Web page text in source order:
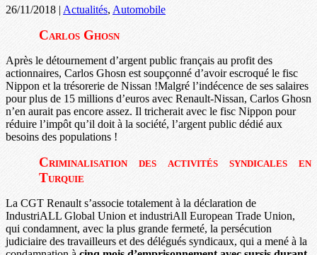
26/11/2018 | Actualités, Automobile
Carlos Ghosn
Après le détournement d’argent public français au profit des
actionnaires, Carlos Ghosn est soupçonné d’avoir escroqué le fisc
Nippon et la trésorerie de Nissan !Malgré l’indécence de ses salaires
pour plus de 15 millions d’euros avec Renault-Nissan, Carlos Ghosn
n’en aurait pas encore assez. Il tricherait avec le fisc Nippon pour
réduire l’impôt qu’il doit à la société, l’argent public dédié aux
besoins des populations !
Criminalisation des activités syndicales en
Turquie
La CGT Renault s’associe totalement à la déclaration de
IndustriALL Global Union et industriAll European Trade Union,
qui condamnent, avec la plus grande fermeté, la persécution
judiciaire des travailleurs et des délégués syndicaux, qui a mené à la